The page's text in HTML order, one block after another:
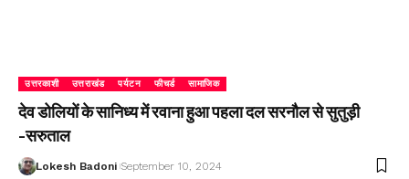
उत्तरकाशी उत्तराखंड पर्यटन फीचर्ड सामाजिक
देव डोलियों के सानिध्य में रवाना हुआ पहला दल सरनौल से सुतुड़ी
-सरुताल
Lokesh Badoni September 10, 2024